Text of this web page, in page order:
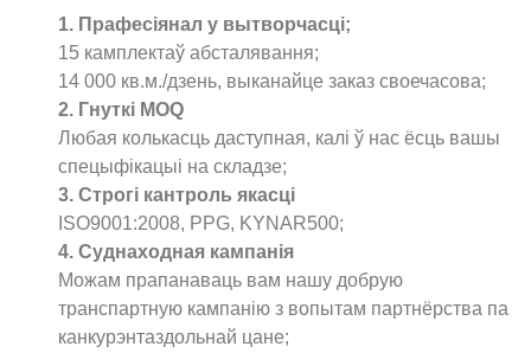
1. Прафесіянал у вытворчасці;
15 камплектаў абсталявання;
14 000 кв.м./дзень, выканайце заказ своечасова;
2. Гнуткі MOQ
Любая колькасць даступная, калі ў нас ёсць вашы
спецыфікацыі на складзе;
3. Строгі кантроль якасці
ISO9001:2008, PPG, KYNAR500;
4. Суднаходная кампанія
Можам прапанаваць вам нашу добрую
транспартную кампанію з вопытам партнёрства па
канкурэнтаздольнай цане;